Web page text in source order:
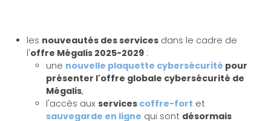
les nouveautés des services dans le cadre de
l'offre Mégalis 2025-2029 :
une nouvelle plaquette cybersécurité pour
présenter l'offre globale cybersécurité de
Mégalis,
l'accès aux services coffre-fort et
sauvegarde en ligne qui sont désormais